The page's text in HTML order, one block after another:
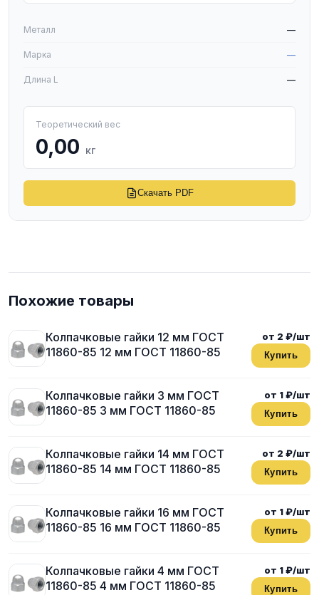
Металл —
Марка —
Длина L —
Теоретический вес
0,00 кг
Скачать PDF
Похожие товары
Колпачковые гайки 12 мм ГОСТ
11860-85 12 мм ГОСТ 11860-85
от 2 ₽/шт
Купить
Колпачковые гайки 3 мм ГОСТ
11860-85 3 мм ГОСТ 11860-85
от 1 ₽/шт
Купить
Колпачковые гайки 14 мм ГОСТ
11860-85 14 мм ГОСТ 11860-85
от 2 ₽/шт
Купить
Колпачковые гайки 16 мм ГОСТ
11860-85 16 мм ГОСТ 11860-85
от 1 ₽/шт
Купить
Колпачковые гайки 4 мм ГОСТ
11860-85 4 мм ГОСТ 11860-85
от 1 ₽/шт
Купить